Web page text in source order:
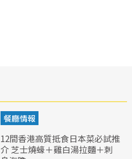
餐廳情報
12間香港高質抵食日本菜必試推
介 芝士燒蠔＋雞白湯拉麵＋刺